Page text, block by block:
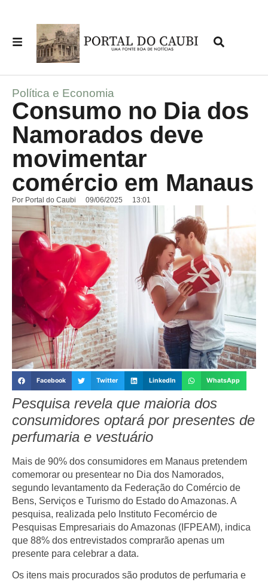
Política e Economia
Consumo no Dia dos
Namorados deve
movimentar
comércio em Manaus
Por Portal do Caubi 09/06/2025 13:01
Facebook Twitter LinkedIn WhatsApp
Pesquisa revela que maioria dos
consumidores optará por presentes de
perfumaria e vestuário
Mais de 90% dos consumidores em Manaus pretendem
comemorar ou presentear no Dia dos Namorados,
segundo levantamento da Federação do Comércio de
Bens, Serviços e Turismo do Estado do Amazonas. A
pesquisa, realizada pelo Instituto Fecomércio de
Pesquisas Empresariais do Amazonas (IFPEAM), indica
que 88% dos entrevistados comprarão apenas um
presente para celebrar a data.
Os itens mais procurados são produtos de perfumaria e